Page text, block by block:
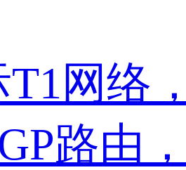
网络
路由